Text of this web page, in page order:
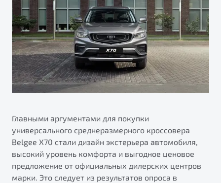
Яркий кроссовер
от 2 219 990 ₽*
Обзор В наличии
Автокредит
Трейд-ин
Страхование
Расчет КАСКО
ПОДДЕРЖКА
Гарантия Belgee
Belgee Линк
Belgee Клуб
Belgee Плюс
Клиентская поддержка
Помощь на дорогах
О дилерском центре
Правовая информация
Главными аргументами для покупки
универсального среднеразмерного кроссовера
Belgee X70 стали дизайн экстерьера автомобиля,
высокий уровень комфорта и выгодное ценовое
предложение от официальных дилерских центров
марки. Это следует из результатов опроса в